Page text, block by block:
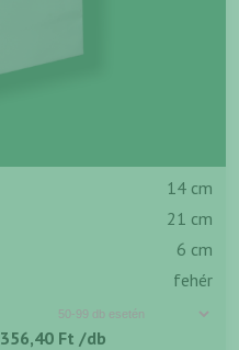
14 cm
21 cm
6 cm
fehér
356,40 Ft /db